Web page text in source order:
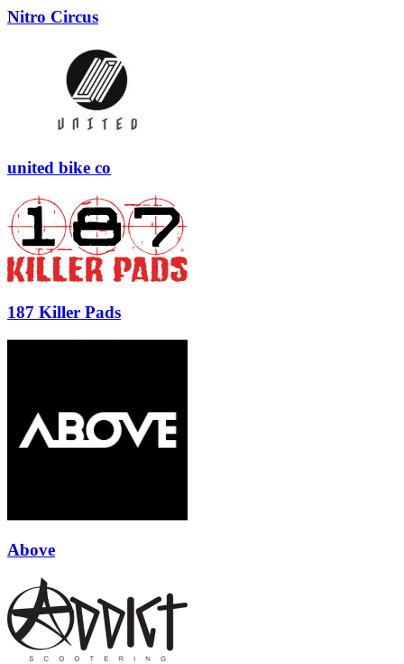
Nitro Circus
united bike co
187 Killer Pads
Above